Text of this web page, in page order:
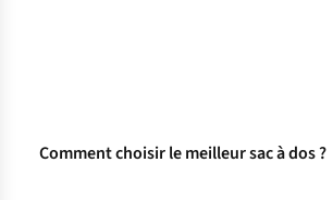
Comment choisir le meilleur sac à dos ?